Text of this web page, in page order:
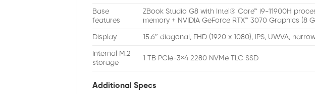
Base
features
ZBook Studio G8 with Intel® Core™ i9-11900H
memory + NVIDIA GeForce RTX™ 3070 Graphics (8
Display 15.6″ diagonal, FHD (1920 x 1080), IPS, UWVA,
Internal M.2
storage
1 TB PCIe-3×4 2280 NVMe TLC SSD
Additional Specs